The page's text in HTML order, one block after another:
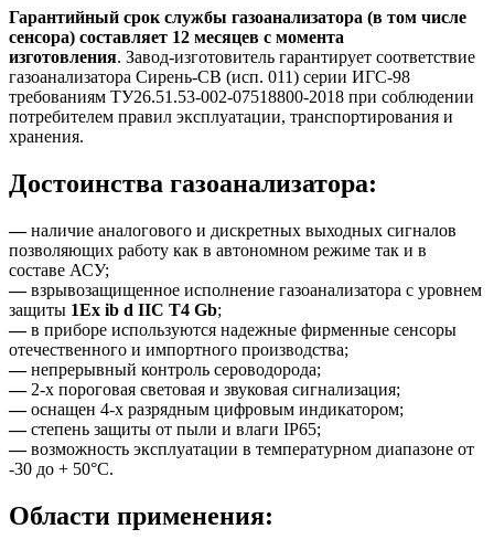
Гарантийный срок службы газоанализатора (в том числе
сенсора) составляет 12 месяцев с момента
изготовления. Завод-изготовитель гарантирует соответствие
газоанализатора Сирень-СВ (исп. 011) серии ИГС-98
требованиям ТУ26.51.53-002-07518800-2018 при соблюдении
потребителем правил эксплуатации, транспортирования и
хранения.
Достоинства газоанализатора:
—наличие аналогового и дискретных выходных сигналов
позволяющих работу как в автономном режиме так и в
составе АСУ;
—взрывозащищенное исполнение газоанализатора с уровнем
защиты 1Ex ib d IIC T4 Gb;
—в приборе используются надежные фирменные сенсоры
отечественного и импортного производства;
—непрерывный контроль сероводорода;
—2-х пороговая световая и звуковая сигнализация;
—оснащен 4-х разрядным цифровым индикатором;
—степень защиты от пыли и влаги IP65;
—возможность эксплуатации в температурном диапазоне от
-30 до + 50°C.
Области применения: